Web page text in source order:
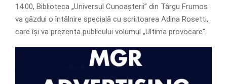
14:00, Biblioteca „Universul Cunoașterii” din Târgu Frumos
va găzdui o întâlnire specială cu scriitoarea Adina Rosetti,
care își va prezenta publicului volumul „Ultima provocare”.